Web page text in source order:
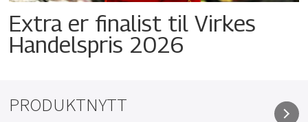
Extra er finalist til Virkes
Handelspris 2026
PRODUKTNYTT